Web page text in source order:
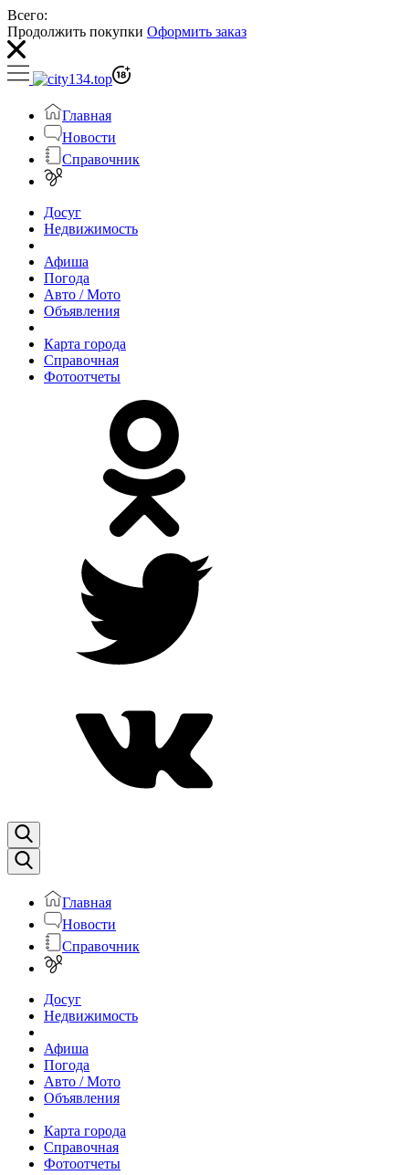
Всего:
Продолжить покупки Оформить заказ
Главная
Новости
Справочник
Досуг
Недвижимость
Афиша
Погода
Авто / Мото
Объявления
Карта города
Справочная
Фотоотчеты
Главная
Новости
Справочник
Досуг
Недвижимость
Афиша
Погода
Авто / Мото
Объявления
Карта города
Справочная
Фотоотчеты